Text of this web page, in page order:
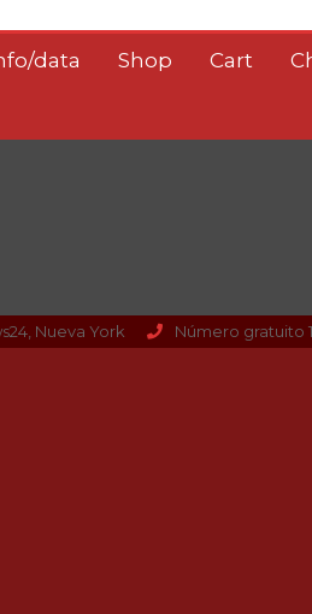
data Shop Cart
Nueva York Número gratuito